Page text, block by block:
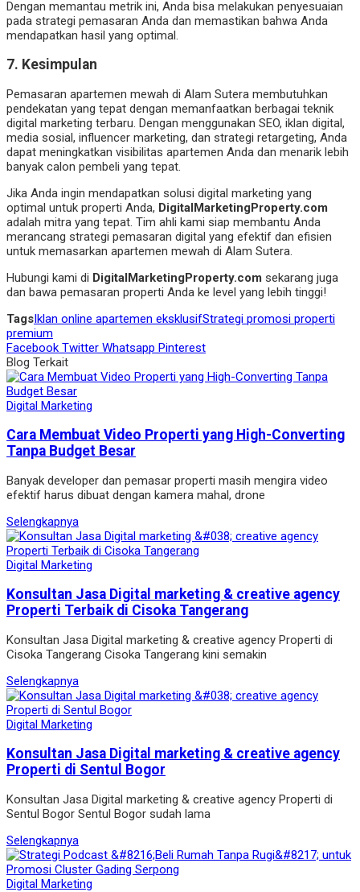
Dengan memantau metrik ini, Anda bisa melakukan penyesuaian
pada strategi pemasaran Anda dan memastikan bahwa Anda
mendapatkan hasil yang optimal.
7. Kesimpulan
Pemasaran apartemen mewah di Alam Sutera membutuhkan
pendekatan yang tepat dengan memanfaatkan berbagai teknik
digital marketing terbaru. Dengan menggunakan SEO, iklan digital,
media sosial, influencer marketing, dan strategi retargeting, Anda
dapat meningkatkan visibilitas apartemen Anda dan menarik lebih
banyak calon pembeli yang tepat.
Jika Anda ingin mendapatkan solusi digital marketing yang
optimal untuk properti Anda, DigitalMarketingProperty.com
adalah mitra yang tepat. Tim ahli kami siap membantu Anda
merancang strategi pemasaran digital yang efektif dan efisien
untuk memasarkan apartemen mewah di Alam Sutera.
Hubungi kami di DigitalMarketingProperty.com sekarang juga
dan bawa pemasaran properti Anda ke level yang lebih tinggi!
TagsIklan online apartemen eksklusifStrategi promosi properti
premium
Facebook Twitter Whatsapp Pinterest
Blog Terkait
Digital Marketing
Cara Membuat Video Properti yang High-Converting
Tanpa Budget Besar
Banyak developer dan pemasar properti masih mengira video
efektif harus dibuat dengan kamera mahal, drone
Selengkapnya
Digital Marketing
Konsultan Jasa Digital marketing & creative agency
Properti Terbaik di Cisoka Tangerang
Konsultan Jasa Digital marketing & creative agency Properti di
Cisoka Tangerang Cisoka Tangerang kini semakin
Selengkapnya
Digital Marketing
Konsultan Jasa Digital marketing & creative agency
Properti di Sentul Bogor
Konsultan Jasa Digital marketing & creative agency Properti di
Sentul Bogor Sentul Bogor sudah lama
Selengkapnya
Digital Marketing